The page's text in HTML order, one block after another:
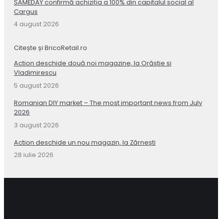
SAMEDAY confirmă achiziția a 100% din capitalul social al
Cargus
4 august 2026
Citește și BricoRetail.ro
Action deschide două noi magazine, la Orăștie și
Vladimirescu
5 august 2026
Romanian DIY market – The most important news from July
2026
3 august 2026
Action deschide un nou magazin, la Zărnești
28 iulie 2026